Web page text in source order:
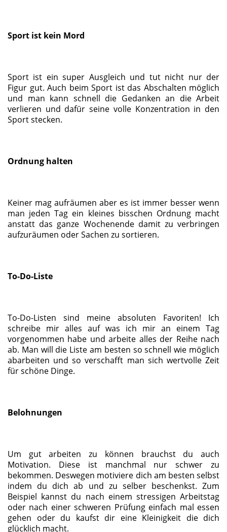
Sport ist kein Mord
Sport ist ein super Ausgleich und tut nicht nur der
Figur gut. Auch beim Sport ist das Abschalten möglich
und man kann schnell die Gedanken an die Arbeit
verlieren und dafür seine volle Konzentration in den
Sport stecken.
Ordnung halten
Keiner mag aufräumen aber es ist immer besser wenn
man jeden Tag ein kleines bisschen Ordnung macht
anstatt das ganze Wochenende damit zu verbringen
aufzuräumen oder Sachen zu sortieren.
To-Do-Liste
To-Do-Listen sind meine absoluten Favoriten! Ich
schreibe mir alles auf was ich mir an einem Tag
vorgenommen habe und arbeite alles der Reihe nach
ab. Man will die Liste am besten so schnell wie möglich
abarbeiten und so verschafft man sich wertvolle Zeit
für schöne Dinge.
Belohnungen
Um gut arbeiten zu können brauchst du auch
Motivation. Diese ist manchmal nur schwer zu
bekommen. Deswegen motiviere dich am besten selbst
indem du dich ab und zu selber beschenkst. Zum
Beispiel kannst du nach einem stressigen Arbeitstag
oder nach einer schweren Prüfung einfach mal essen
gehen oder du kaufst dir eine Kleinigkeit die dich
glücklich macht.